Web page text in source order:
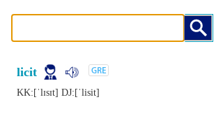
licit
KK:[ˈlɪsɪt] DJ:[ˈlisit]